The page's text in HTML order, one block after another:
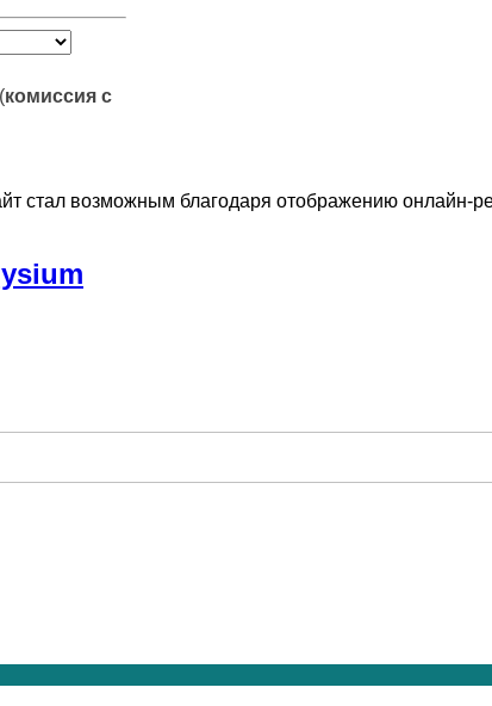
комиссия с
стал возможным благодаря отображению онлайн-